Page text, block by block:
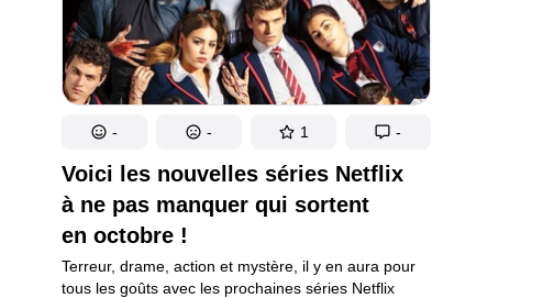
Voici les nouvelles séries Netflix
à ne pas manquer qui sortent
en octobre !
Terreur, drame, action et mystère, il y en aura pour
tous les goûts avec les prochaines séries Netflix
- - 1 -